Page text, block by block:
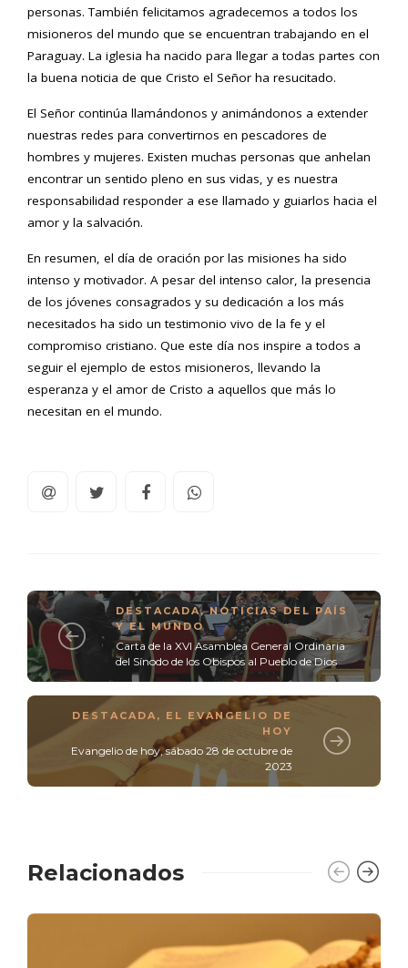
personas. También felicitamos agradecemos a todos los
misioneros del mundo que se encuentran trabajando en el
Paraguay. La iglesia ha nacido para llegar a todas partes con
la buena noticia de que Cristo el Señor ha resucitado.
El Señor continúa llamándonos y animándonos a extender
nuestras redes para convertirnos en pescadores de
hombres y mujeres. Existen muchas personas que anhelan
encontrar un sentido pleno en sus vidas, y es nuestra
responsabilidad responder a ese llamado y guiarlos hacia el
amor y la salvación.
En resumen, el día de oración por las misiones ha sido
intenso y motivador. A pesar del intenso calor, la presencia
de los jóvenes consagrados y su dedicación a los más
necesitados ha sido un testimonio vivo de la fe y el
compromiso cristiano. Que este día nos inspire a todos a
seguir el ejemplo de estos misioneros, llevando la
esperanza y el amor de Cristo a aquellos que más lo
necesitan en el mundo.
DESTACADA,NOTICIAS DEL PAÍS
Y EL MUNDO
Carta de la XVI Asamblea General Ordinaria
del Sínodo de los Obispos al Pueblo de Dios
DESTACADA , EL EVANGELIO DE
HOY
Evangelio de hoy, sábado 28 de octubre de
2023
Relacionados